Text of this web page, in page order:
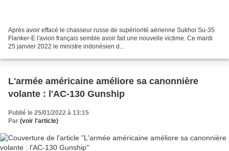
Après avoir effacé le chasseur russe de supériorité aérienne Sukhoi Su-35
Flanker-E l'avion français semble avoir fait une nouvelle victime. Ce mardi
25 janvier 2022 le ministre indonésien d...
L'armée américaine améliore sa canonnière
volante : l'AC-130 Gunship
Publié le 25/01/2022 à 13:15
Par (voir l'article)